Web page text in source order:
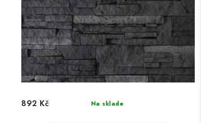
Na sklade
892 Kč